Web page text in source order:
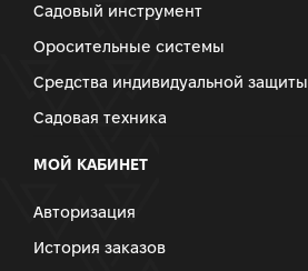
Садовый инструмент
Оросительные системы
Средства индивидуальной защиты
Садовая техника
МОЙ КАБИНЕТ
Авторизация
История заказов